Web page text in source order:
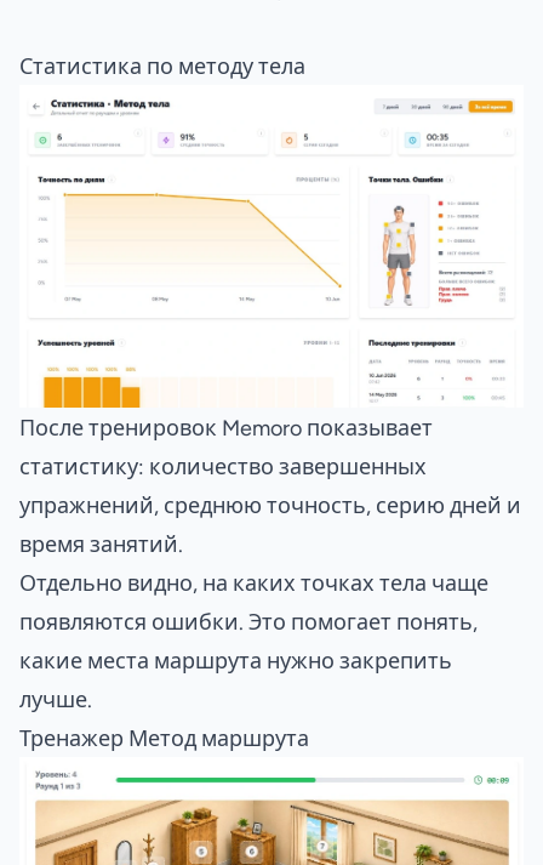
Статистика по методу тела
После тренировок Memoro показывает
статистику: количество завершенных
упражнений, среднюю точность, серию дней и
время занятий.
Отдельно видно, на каких точках тела чаще
появляются ошибки. Это помогает понять,
какие места маршрута нужно закрепить
лучше.
Тренажер Метод маршрута